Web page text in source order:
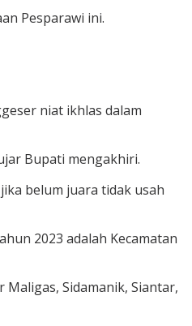
Pesparawi ini.
niat ikhlas dalam
Bupati mengakhiri.
belum juara tidak usah
2023 adalah Kecamatan
Sidamanik, Siantar,